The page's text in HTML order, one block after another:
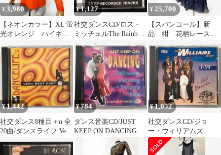
¥3,980
【ネオンカラー】XL 蛍
光オレンジ ハイネッ
トソーｂ1315
¥1,127
社交ダンスCD/ロス・
ミッチェルThe Rainbow
COLLECTION
¥ 25,700
【スパンコール】新
品 紺 花柄レース
ステージ社交ダンス用
ワンピースドレスｄ68
¥1,442
社交ダンス8種目＋α 全
20曲/ダンスライフ Very
best part7
¥784
ダンス音楽CD/JUST
KEEP ON DANCING
TODAY'S HIT
¥1,052
社交ダンスCD/ジョ
ー・ウィリアムズ バ
ンド 1/94Get Dancin